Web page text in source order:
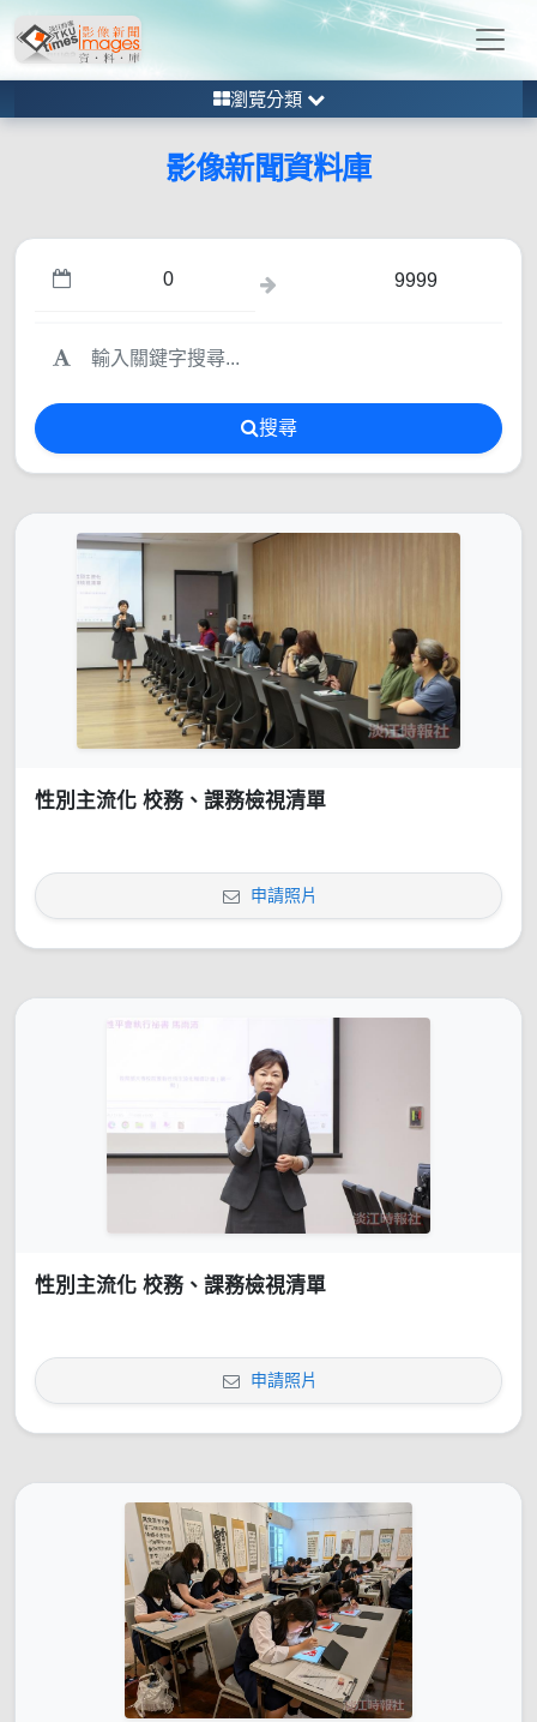
瀏覽分類
影像新聞資料庫
搜尋
性別主流化 校務、課務檢視清單
申請照片
性別主流化 校務、課務檢視清單
申請照片